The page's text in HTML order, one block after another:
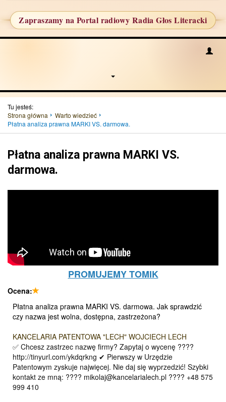
Zapraszamy na Portal radiowy Radia Głos Literacki
Tu jesteś:
Strona główna
Warto wiedzieć
Płatna analiza prawna MARKI VS. darmowa.
Płatna analiza prawna MARKI VS.
darmowa.
PROMUJEMY TOMIK
Ocena:
Płatna analiza prawna MARKI VS. darmowa. Jak sprawdzić
czy nazwa jest wolna, dostępna, zastrzeżona?
KANCELARIA PATENTOWA "LECH" WOJCIECH LECH
✅ Chcesz zastrzec nazwę firmy? Zapytaj o wycenę ????
http://tinyurl.com/ykdqrkng ✔ Pierwszy w Urzędzie
Patentowym zyskuje najwięcej. Nie daj się wyprzedzić! Szybki
kontakt ze mną: ???? mikolaj@kancelarialech.pl ???? +48 575
999 410